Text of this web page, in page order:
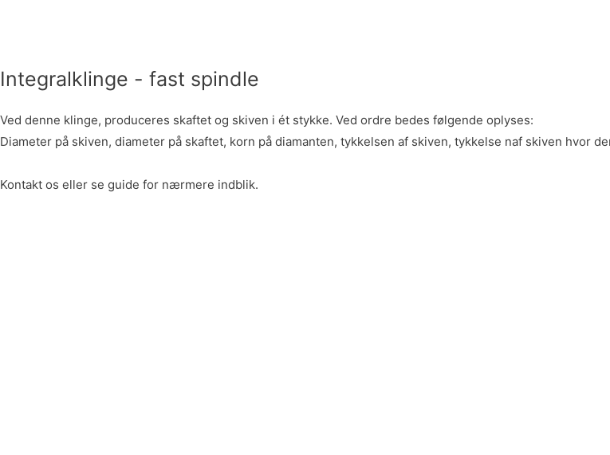
Integralklinge - fast spindle
Ved denne klinge, produceres skaftet og skiven i ét stykke. Ved ordre bedes følgende oplyses:
Diameter på skiven, diameter på skaftet, korn på diamanten, tykkelsen af skiven, tykkelse naf skiven hvor
Kontakt os eller se guide for nærmere indblik.